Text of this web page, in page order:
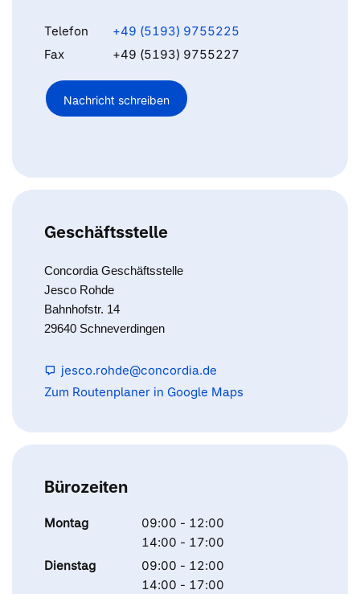
Telefon
+49 (5193) 9755225
Fax
+49 (5193) 9755227
Nachricht schreiben
Geschäftsstelle
Concordia Geschäftsstelle
Jesco Rohde
Bahnhofstr. 14
29640 Schneverdingen
jesco.rohde@concordia.de
Zum Routenplaner in Google Maps
Bürozeiten
Montag
09:00 - 12:00
14:00 - 17:00
Dienstag
09:00 - 12:00
14:00 - 17:00